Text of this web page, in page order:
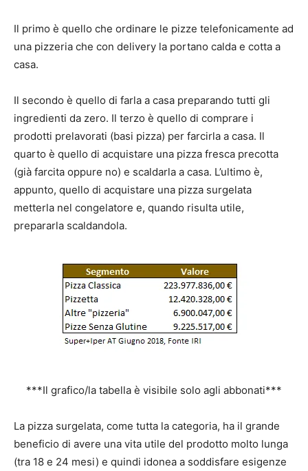
Il primo è quello che ordinare le pizze telefonicamente ad
una pizzeria che con delivery la portano calda e cotta a
casa.
Il secondo è quello di farla a casa preparando tutti gli
ingredienti da zero. Il terzo è quello di comprare i
prodotti prelavorati (basi pizza) per farcirla a casa. Il
quarto è quello di acquistare una pizza fresca precotta
(già farcita oppure no) e scaldarla a casa. L’ultimo è,
appunto, quello di acquistare una pizza surgelata
metterla nel congelatore e, quando risulta utile,
prepararla scaldandola.
***Il grafico/la tabella è visibile solo agli abbonati***
La pizza surgelata, come tutta la categoria, ha il grande
beneficio di avere una vita utile del prodotto molto lunga
(tra 18 e 24 mesi) e quindi idonea a soddisfare esigenze